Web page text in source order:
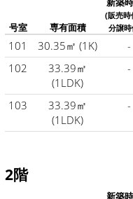
号室 専有面積
(販売時
分譲
101 30.35㎡ (1K) -
102
33.39㎡
(1LDK)
-
103
33.39㎡
(1LDK)
-
2階